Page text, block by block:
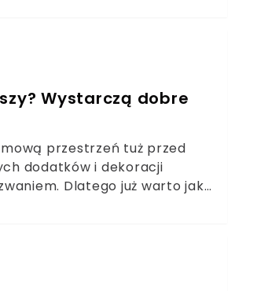
Wystarczą dobre
przestrzeń tuż przed
dodatków i dekoracji
Dlatego już warto jak